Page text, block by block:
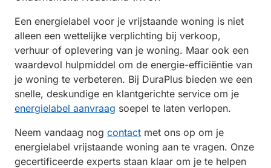
Een energielabel voor je vrijstaande woning is niet
alleen een wettelijke verplichting bij verkoop,
verhuur of oplevering van je woning. Maar ook een
waardevol hulpmiddel om de energie-efficiëntie van
je woning te verbeteren. Bij DuraPlus bieden we een
snelle, deskundige en klantgerichte service om je
energielabel aanvraag soepel te laten verlopen.
Neem vandaag nog contact met ons op om je
energielabel vrijstaande woning aan te vragen. Onze
gecertificeerde experts staan klaar om je te helpen